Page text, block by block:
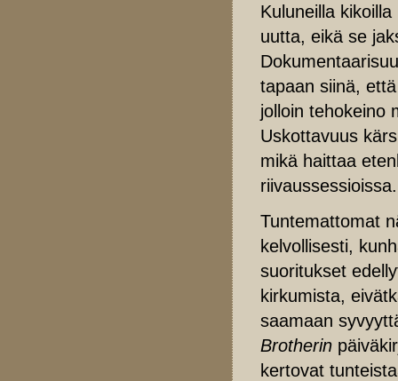
Kuluneilla
uutta, eikä se
tapaan siinä,
jolloin tehokeino
Uskottavuus
mikä haittaa
riivaussessioissa.
Tuntemattomat
kelvollisesti,
suoritukset
kirkumista,
saamaan
Brotherin
kertovat